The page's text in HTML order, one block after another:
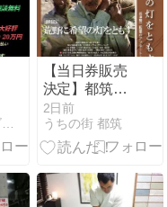
社内不倫調査”ゴリラ探偵事務所(証拠集め)離婚慰謝料東京横浜
【当日券販売
決定】都筑区
センター北の
ボッシュホー
ルで谷津賢二
ートーク付き
映画上演会
2日前
うちの街 都筑